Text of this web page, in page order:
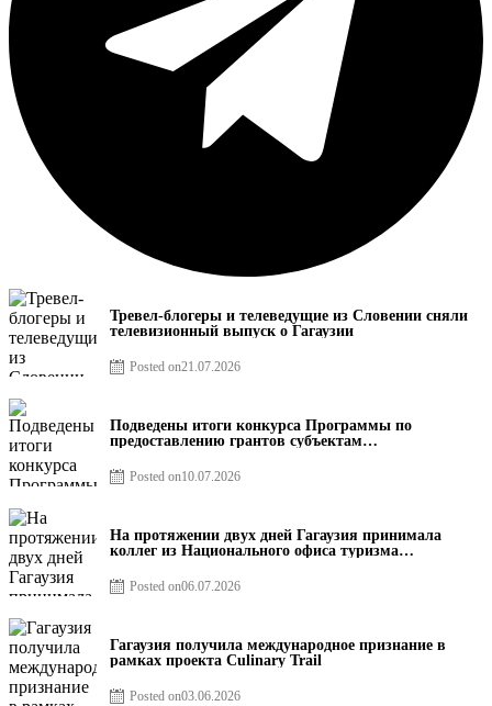
Тревел-блогеры и телеведущие из Словении сняли
телевизионный выпуск о Гагаузии
Posted on21.07.2026
Подведены итоги конкурса Программы по
предоставлению грантов субъектам
Posted on10.07.2026
На протяжении двух дней Гагаузия принимала
коллег из Национального офиса туризма
Posted on06.07.2026
Гагаузия получила международное признание в
рамках проекта Culinary Trail
Posted on03.06.2026